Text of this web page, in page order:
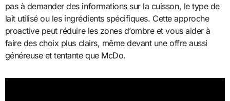
pas à demander des informations sur la cuisson, le type de
lait utilisé ou les ingrédients spécifiques. Cette approche
proactive peut réduire les zones d’ombre et vous aider à
faire des choix plus clairs, même devant une offre aussi
généreuse et tentante que McDo.